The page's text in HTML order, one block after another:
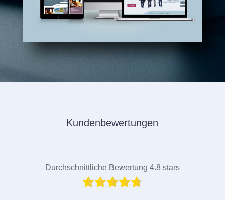
Kundenbewertungen
Durchschnittliche Bewertung 4.8 stars